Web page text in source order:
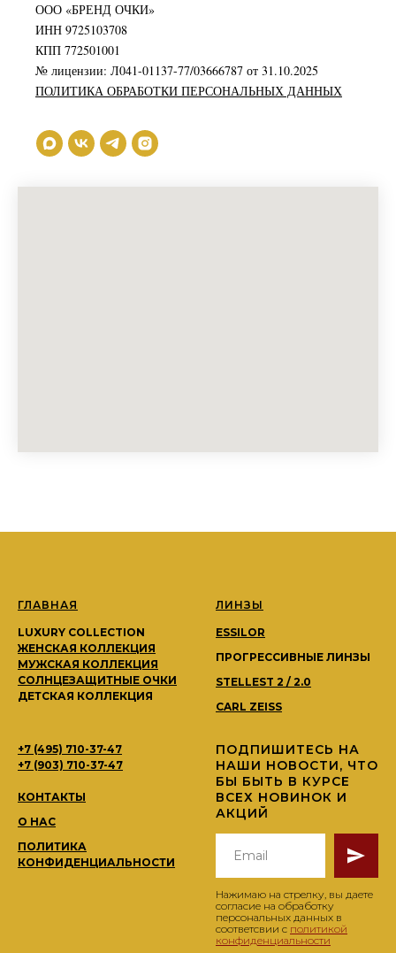
ООО «БРЕНД ОЧКИ»
ИНН 9725103708
КПП 772501001
№ лицензии: Л041-01137-77/03666787 от 31.10.2025
ПОЛИТИКА ОБРАБОТКИ ПЕРСОНАЛЬНЫХ ДАННЫХ
ГЛАВНАЯ
LUXURY COLLECTION
ЖЕНСКАЯ КОЛЛЕКЦИЯ
МУЖСКАЯ КОЛЛЕКЦИЯ
СОЛНЦЕЗАЩИТНЫЕ ОЧКИ
ДЕТСКАЯ КОЛЛЕКЦИЯ
ЛИНЗЫ
ESSILOR
ПРОГРЕССИВНЫЕ ЛИНЗЫ
STELLEST 2 / 2.0
CARL ZEISS
+7 (495) 710-37-47
+7 (903) 710-37-47
КОНТАКТЫ
О НАС
ПОЛИТИКА
КОНФИДЕНЦИАЛЬНОСТИ
ПОДПИШИТЕСЬ НА
НАШИ НОВОСТИ, ЧТО
БЫ БЫТЬ В КУРСЕ
ВСЕХ НОВИНОК И
АКЦИЙ
Нажимаю на стрелку, вы даете
согласие на обработку
персональных данных в
соответсвии с политикой
конфиденциальности